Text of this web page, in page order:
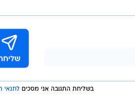
בשליחת התגובה אני מסכים לתנאי